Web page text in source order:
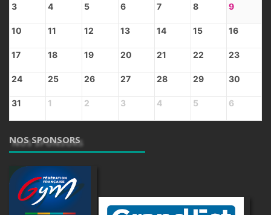
3 4 5 6 7 8 9
10 11 12 13 14 15 16
17 18 19 20 21 22 23
24 25 26 27 28 29 30
31 1 2 3 4 5 6
NOS SPONSORS